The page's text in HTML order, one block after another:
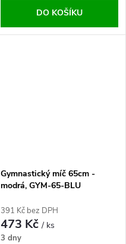
DO KOŠÍKU
Gymnastický míč 65cm -
modrá, GYM-65-BLU
391 Kč bez DPH
473 Kč/ ks
3 dny